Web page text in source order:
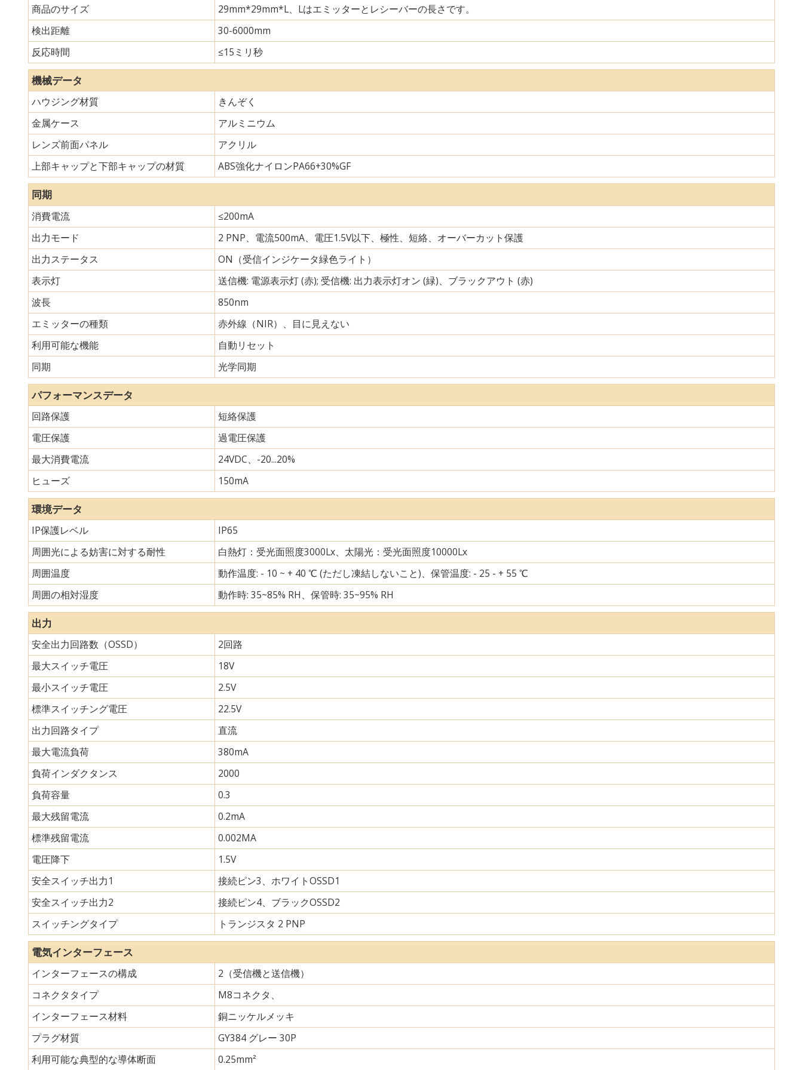
商品のサイズ
29mm*29mm*L、Lはエミッターとレシーバーの長さです。
検出距離
30-6000mm
反応時間
≤15ミリ秒
機械データ
ハウジング材質
きんぞく
金属ケース
アルミニウム
レンズ前面パネル
アクリル
上部キャップと下部キャップの材質
ABS強化ナイロンPA66+30%GF
同期
消費電流
≤200mA
出力モード
2 PNP、電流500mA、電圧1.5V以下、極性、短絡、オーバーカット保護
出力ステータス
ON（受信インジケータ緑色ライト）
表示灯
送信機: 電源表示灯 (赤); 受信機: 出力表示灯オン (緑)、ブラックアウト (赤)
波長
850nm
エミッターの種類
赤外線（NIR）、目に見えない
利用可能な機能
自動リセット
同期
光学同期
パフォーマンスデータ
回路保護
短絡保護
電圧保護
過電圧保護
最大消費電流
24VDC、-20...20%
ヒューズ
150mA
環境データ
IP保護レベル
IP65
周囲光による妨害に対する耐性
白熱灯：受光面照度3000Lx、太陽光：受光面照度10000Lx
周囲温度
動作温度: - 10 ~ + 40 ℃ (ただし凍結しないこと)、保管温度: - 25 - + 55 ℃
周囲の相対湿度
動作時: 35~85% RH、保管時: 35~95% RH
出力
安全出力回路数（OSSD）
2回路
最大スイッチ電圧
18V
最小スイッチ電圧
2.5V
標準スイッチング電圧
22.5V
出力回路タイプ
直流
最大電流負荷
380mA
負荷インダクタンス
2000
負荷容量
0.3
最大残留電流
0.2mA
標準残留電流
0.002MA
電圧降下
1.5V
安全スイッチ出力1
接続ピン3、ホワイトOSSD1
安全スイッチ出力2
接続ピン4、ブラックOSSD2
スイッチングタイプ
トランジスタ 2 PNP
電気インターフェース
インターフェースの構成
2（受信機と送信機）
コネクタタイプ
M8コネクタ、
インターフェース材料
銅ニッケルメッキ
プラグ材質
GY384 グレー 30P
利用可能な典型的な導体断面
0.25mm²